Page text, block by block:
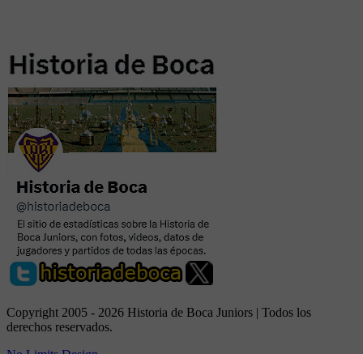
Copyright 2005 - 2026 Historia de Boca Juniors | Todos los
derechos reservados.